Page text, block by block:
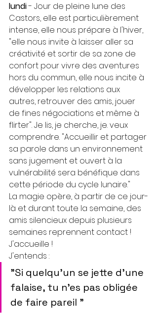
lundi - Jour de pleine lune des
Castors, elle est particulièrement
intense, elle nous prépare à l'hiver,
"elle nous invite à laisser aller sa
créativité et sortir de sa zone de
confort pour vivre des aventures
hors du commun, elle nous incite à
développer les relations aux
autres, retrouver des amis, jouer
de fines négociations et même à
flirter". Je lis, je cherche, je. veux
comprendre. "Accueillir et partager
sa parole dans un environnement
sans jugement et ouvert à la
vulnérabilité sera bénéfique dans
cette période du cycle lunaire."
La magie opère, à partir de ce jour-
là et durant toute la semaine, des
amis silencieux depuis plusieurs
semaines reprennent contact !
J'accueille !
J'entends :
"Si quelqu’un se jette d'une
falaise, tu n'es pas obligée
de faire pareil "